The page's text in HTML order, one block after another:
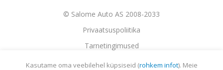
© Salome Auto AS 2008-2033
Privaatsuspoliitika
Tarnetingimused
Garantii
Kasutame oma veebilehel küpsiseid (rohkem infot). Meie